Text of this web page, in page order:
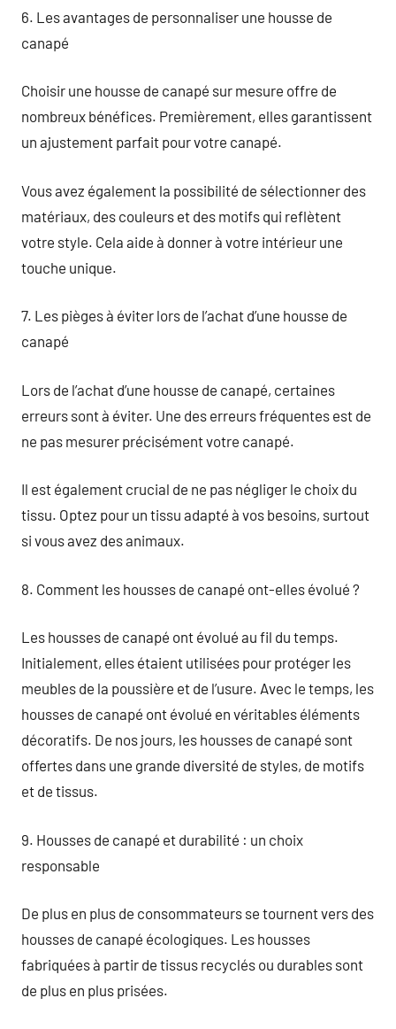
6. Les avantages de personnaliser une housse de
canapé
Choisir une housse de canapé sur mesure offre de
nombreux bénéfices. Premièrement, elles garantissent
un ajustement parfait pour votre canapé.
Vous avez également la possibilité de sélectionner des
matériaux, des couleurs et des motifs qui reflètent
votre style. Cela aide à donner à votre intérieur une
touche unique.
7. Les pièges à éviter lors de l’achat d’une housse de
canapé
Lors de l’achat d’une housse de canapé, certaines
erreurs sont à éviter. Une des erreurs fréquentes est de
ne pas mesurer précisément votre canapé.
Il est également crucial de ne pas négliger le choix du
tissu. Optez pour un tissu adapté à vos besoins, surtout
si vous avez des animaux.
8. Comment les housses de canapé ont-elles évolué ?
Les housses de canapé ont évolué au fil du temps.
Initialement, elles étaient utilisées pour protéger les
meubles de la poussière et de l’usure. Avec le temps, les
housses de canapé ont évolué en véritables éléments
décoratifs. De nos jours, les housses de canapé sont
offertes dans une grande diversité de styles, de motifs
et de tissus.
9. Housses de canapé et durabilité : un choix
responsable
De plus en plus de consommateurs se tournent vers des
housses de canapé écologiques. Les housses
fabriquées à partir de tissus recyclés ou durables sont
de plus en plus prisées.